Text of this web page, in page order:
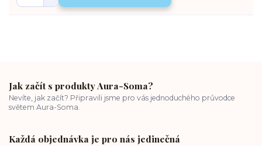
Jak začít s produkty Aura-Soma?
Nevíte, jak začít? Připravili jsme pro vás jednoduchého průvodce
světem Aura-Soma.
Každá objednávka je pro nás jedinečná